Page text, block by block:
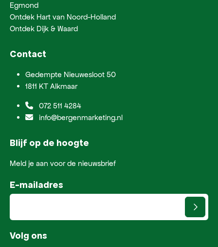
Egmond
Ontdek Hart van Noord-Holland
Ontdek Dijk & Waard
Contact
Gedempte Nieuwesloot 50
1811 KT Alkmaar
072 511 4284
info@bergenmarketing.nl
Blijf op de hoogte
Meld je aan voor de nieuwsbrief
E-mailadres
Volg ons